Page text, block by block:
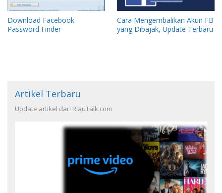
Download Facebook
Password Finder
Cara Mengembalikan Akun FB
yang Dibajak, Update Terbaru
Artikel Terbaru
Update artikel dari RiauTalk.com